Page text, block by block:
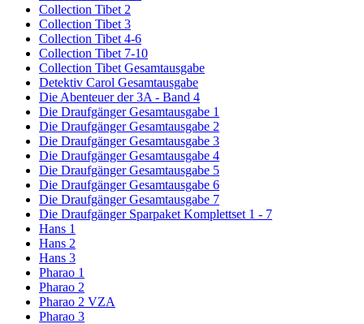
Collection Tibet 2
Collection Tibet 3
Collection Tibet 4-6
Collection Tibet 7-10
Collection Tibet Gesamtausgabe
Detektiv Carol Gesamtausgabe
Die Abenteuer der 3A - Band 4
Die Draufgänger Gesamtausgabe 1
Die Draufgänger Gesamtausgabe 2
Die Draufgänger Gesamtausgabe 3
Die Draufgänger Gesamtausgabe 4
Die Draufgänger Gesamtausgabe 5
Die Draufgänger Gesamtausgabe 6
Die Draufgänger Gesamtausgabe 7
Die Draufgänger Sparpaket Komplettset 1 - 7
Hans 1
Hans 2
Hans 3
Pharao 1
Pharao 2
Pharao 2 VZA
Pharao 3